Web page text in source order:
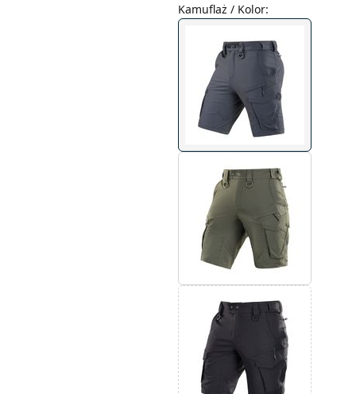
Kamuflaż / Kolor: